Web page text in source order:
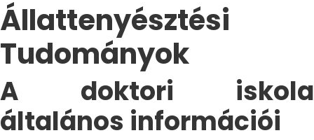
Állattenyésztési
Tudományok
A doktori iskola
általános információi